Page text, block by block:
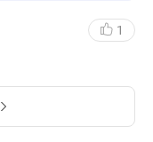
돌기도한다
1